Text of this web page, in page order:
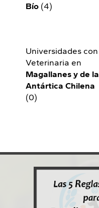
Bío(4)
Universidades con
Veterinaria en
Magallanes y de la
Antártica Chilena
(0)